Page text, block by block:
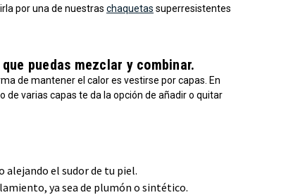
por una de nuestras chaquetas superresistentes
puedas mezclar y combinar.
de mantener el calor es vestirse por capas. En
de varias capas te da la opción de añadir o quitar
alejando el sudor de tu piel.
ya sea de plumón o sintético.